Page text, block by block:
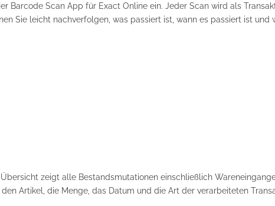
Scan App für Exact Online ein. Jeder Scan wird als
Sie leicht nachverfolgen, was passiert ist, wann es passiert ist und
zeigt alle Bestandsmutationen einschließlich
Artikel, die Menge, das Datum und die Art der verarbeiteten